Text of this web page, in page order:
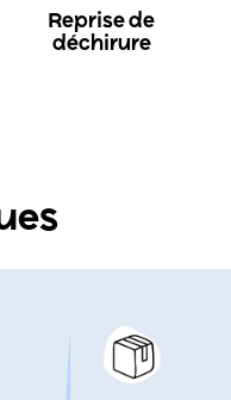
Reprise de
déchirure